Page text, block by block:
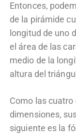
Entonces,
de la pirámide
longitud de uno
el área de las
medio de la
altura del
Como las
dimensiones,
siguiente es la